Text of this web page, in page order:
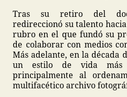
Tras su retiro del
redireccionó su talento
rubro en el que fundó su
de colaborar con medios
Más adelante, en la década
un estilo de vida más
principalmente al
multifacético archivo